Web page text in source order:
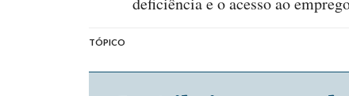
TÓPICO